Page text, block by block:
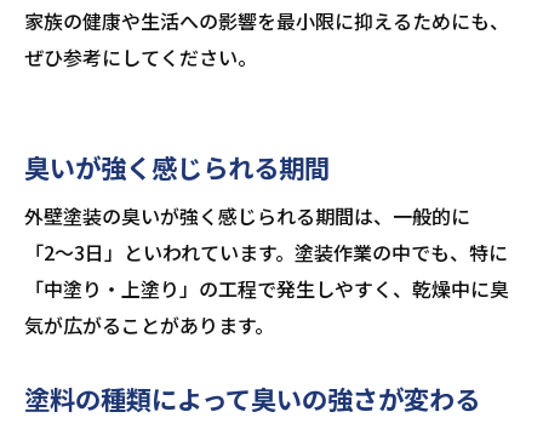
家族の健康や生活への影響を最小限に抑えるためにも、
ぜひ参考にしてください。
臭いが強く感じられる期間
外壁塗装の臭いが強く感じられる期間は、一般的に
「2〜3日」といわれています。塗装作業の中でも、特に
「中塗り・上塗り」の工程で発生しやすく、乾燥中に臭
気が広がることがあります。
塗料の種類によって臭いの強さが変わる